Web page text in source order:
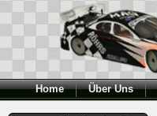
Home Über Uns